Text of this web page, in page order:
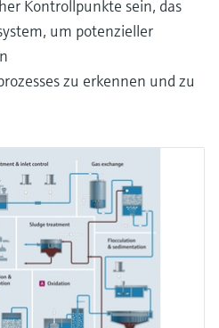
Kontrollpunkte sein, das
um potenzieller
zu erkennen und zu